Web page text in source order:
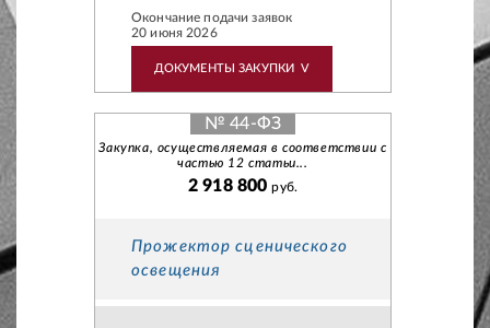
Окончание подачи заявок
20 июня 2026
ДОКУМЕНТЫ ЗАКУПКИ V
№ 44-ФЗ
Закупка, осуществляемая в соответствии с
частью 12 статьи...
2 918 800руб.
Прожектор сценического
освещения